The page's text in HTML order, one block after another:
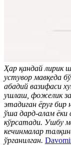
Ҳар қандай лирик
устувор мавқеда
абадий вазифаси
ушлаш, фожелик
этадиган ёруғ
ўша дард-алам ёки
кўрсатади. Ушбу
кечинмалар
ўрганилган.